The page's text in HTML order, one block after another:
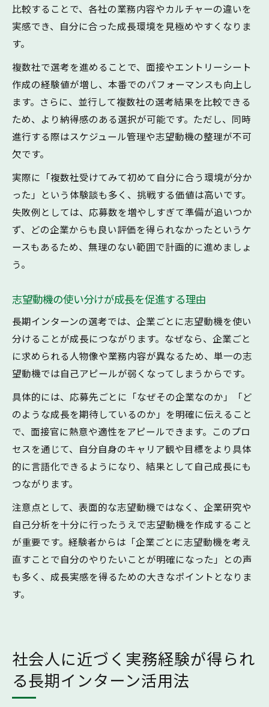
比較することで、各社の業務内容やカルチャーの違いを
実感でき、自分に合った成長環境を見極めやすくなりま
す。
複数社で選考を進めることで、面接やエントリーシート
作成の経験値が増し、本番でのパフォーマンスも向上し
ます。さらに、並行して複数社の選考結果を比較できる
ため、より納得感のある選択が可能です。ただし、同時
進行する際はスケジュール管理や志望動機の整理が不可
欠です。
実際に「複数社受けてみて初めて自分に合う環境が分か
った」という体験談も多く、挑戦する価値は高いです。
失敗例としては、応募数を増やしすぎて準備が追いつか
ず、どの企業からも良い評価を得られなかったというケ
ースもあるため、無理のない範囲で計画的に進めましょ
う。
志望動機の使い分けが成長を促進する理由
長期インターンの選考では、企業ごとに志望動機を使い
分けることが成長につながります。なぜなら、企業ごと
に求められる人物像や業務内容が異なるため、単一の志
望動機では自己アピールが弱くなってしまうからです。
具体的には、応募先ごとに「なぜその企業なのか」「ど
のような成長を期待しているのか」を明確に伝えること
で、面接官に熱意や適性をアピールできます。このプロ
セスを通じて、自分自身のキャリア観や目標をより具体
的に言語化できるようになり、結果として自己成長にも
つながります。
注意点として、表面的な志望動機ではなく、企業研究や
自己分析を十分に行ったうえで志望動機を作成すること
が重要です。経験者からは「企業ごとに志望動機を考え
直すことで自分のやりたいことが明確になった」との声
も多く、成長実感を得るための大きなポイントとなりま
す。
社会人に近づく実務経験が得られ
る長期インターン活用法